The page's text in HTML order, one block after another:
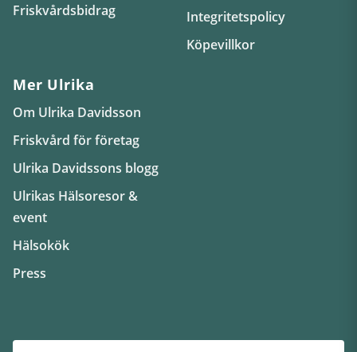
Friskvårdsbidrag
Integritetspolicy
Köpevillkor
Mer Ulrika
Om Ulrika Davidsson
Friskvård för företag
Ulrika Davidssons blogg
Ulrikas Hälsoresor &
event
Hälsokök
Press